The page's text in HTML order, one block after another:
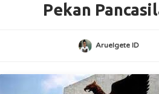
Pekan
Aruelgete ID